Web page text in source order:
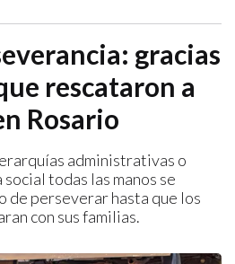
gracias
rescataron a
Rosario
administrativas o
todas las manos se
de perseverar hasta que los
con sus familias.